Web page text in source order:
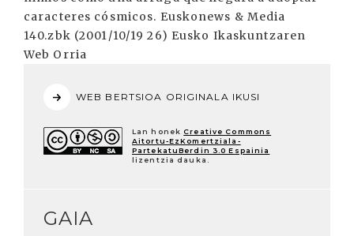
caracteres cósmicos. Euskonews & Media
140.zbk (2001/10/19 26) Eusko Ikaskuntzaren
Web Orria
WEB BERTSIOA ORIGINALA IKUSI
Lan honek Creative Commons
Aitortu-EzKomertziala-
PartekatuBerdin 3.0 Espainia
lizentzia dauka.
GAIA